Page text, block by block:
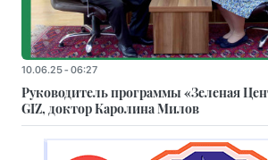
10.06.25 - 06:27
Руководитель программы «Зеленая
GIZ, доктор Каролина Милов